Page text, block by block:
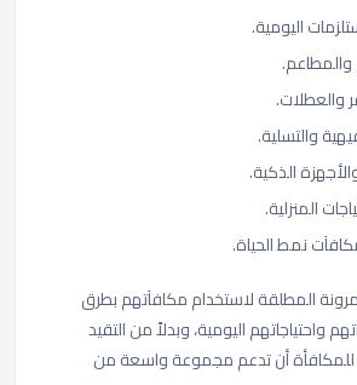
اليومية.
والمطاعم.
والعطلات.
والتسلية.
الذكية.
المنزلية.
نمط الحياة.
المطلقة لاستخدام مكافآتهم بطرق
واحتياجاتهم اليومية، وبدلاً من التقيد
للمكافأة أن تدعم مجموعة واسعة من